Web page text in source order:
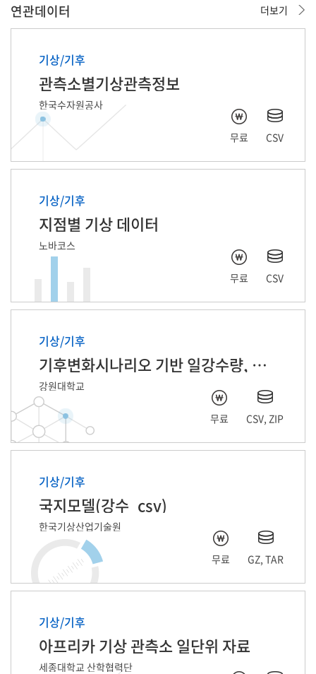
데이터 준비중입니다.
데이터 준비중입니다.
연관데이터 더보기
기상/기후
관측소별기상관측정보
한국수자원공사
무료 CSV
기상/기후
지점별 기상 데이터
노바코스
무료 CSV
기상/기후
기후변화시나리오 기반 일강수량, 일기온 데이터
강원대학교
무료 CSV, ZIP
기상/기후
국지모델(강수_csv)
한국기상산업기술원
무료 GZ, TAR
기상/기후
아프리카 기상 관측소 일단위 자료
세종대학교 산학협력단